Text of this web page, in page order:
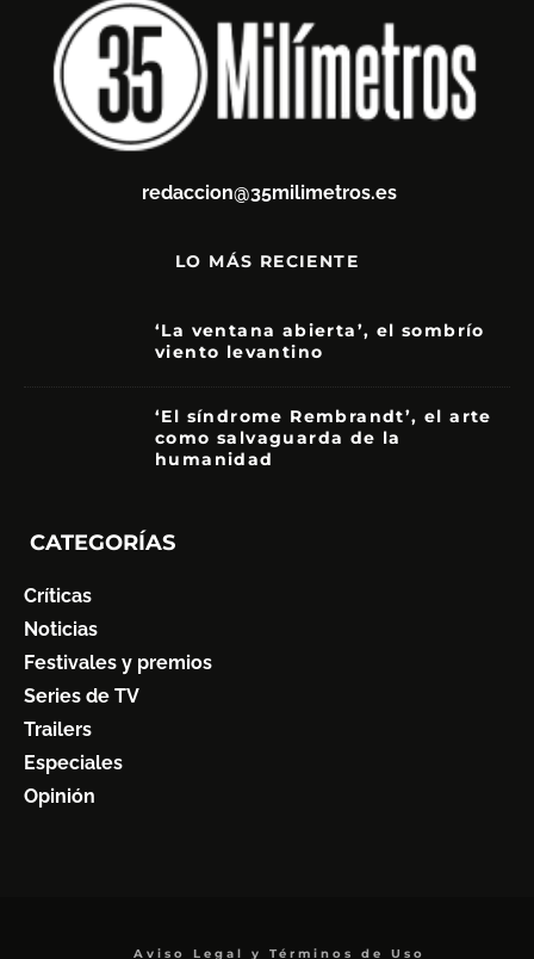
redaccion@35milimetros.es
LO MÁS RECIENTE
‘La ventana abierta’, el sombrío
viento levantino
‘El síndrome Rembrandt’, el arte
como salvaguarda de la
humanidad
CATEGORÍAS
Críticas
Noticias
Festivales y premios
Series de TV
Trailers
Especiales
Opinión
Aviso Legal y Términos de Uso